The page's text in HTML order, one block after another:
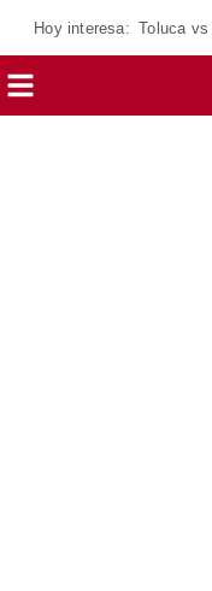
Hoy interesa: Toluca vs